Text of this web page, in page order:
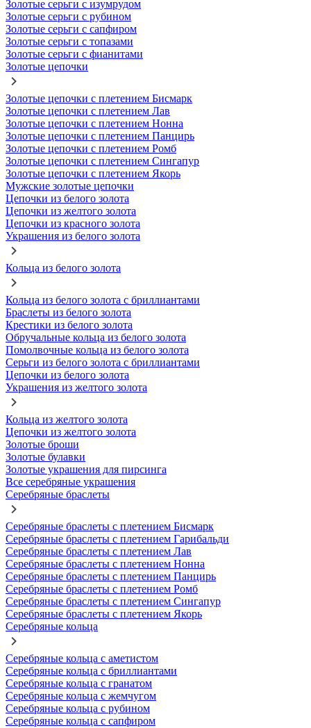
Золотые серьги с изумрудом
Золотые серьги с рубином
Золотые серьги с сапфиром
Золотые серьги с топазами
Золотые серьги с фианитами
Золотые цепочки
Золотые цепочки с плетением Бисмарк
Золотые цепочки с плетением Лав
Золотые цепочки с плетением Нонна
Золотые цепочки с плетением Панцирь
Золотые цепочки с плетением Ромб
Золотые цепочки с плетением Сингапур
Золотые цепочки с плетением Якорь
Мужские золотые цепочки
Цепочки из белого золота
Цепочки из желтого золота
Цепочки из красного золота
Украшения из белого золота
Кольца из белого золота
Кольца из белого золота с бриллиантами
Браслеты из белого золота
Крестики из белого золота
Обручальные кольца из белого золота
Помолвочные кольца из белого золота
Серьги из белого золота с бриллиантами
Цепочки из белого золота
Украшения из желтого золота
Кольца из желтого золота
Цепочки из желтого золота
Золотые броши
Золотые булавки
Золотые украшения для пирсинга
Все серебряные украшения
Серебряные браслеты
Серебряные браслеты с плетением Бисмарк
Серебряные браслеты с плетением Гарибальди
Серебряные браслеты с плетением Лав
Серебряные браслеты с плетением Нонна
Серебряные браслеты с плетением Панцирь
Серебряные браслеты с плетением Ромб
Серебряные браслеты с плетением Сингапур
Серебряные браслеты с плетением Якорь
Серебряные кольца
Серебряные кольца с аметистом
Серебряные кольца с бриллиантами
Серебряные кольца с гранатом
Серебряные кольца с жемчугом
Серебряные кольца с рубином
Серебряные кольца с сапфиром